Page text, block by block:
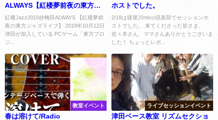
ALWAYS【紅楼夢前夜の東方ジ
ャズライブ】
紅楼Jazz2019@梅田ALWAYS 【紅楼夢前
夜の東方ジャズライブ】 2019年10月12日
津田が加入している PCゲーム「東方プロ
ジ...
ホストでした。
2/18は寝屋川micci倶楽部でセッションホ
ストでした。 来てくださった皆さま、
佐々木さん、ママさんありがとうございま
した！ ちょっとレポ...
教室イベント
春は溶けて/Radio
ライブセッションイベント
津田ベース教室 リズムセクショ